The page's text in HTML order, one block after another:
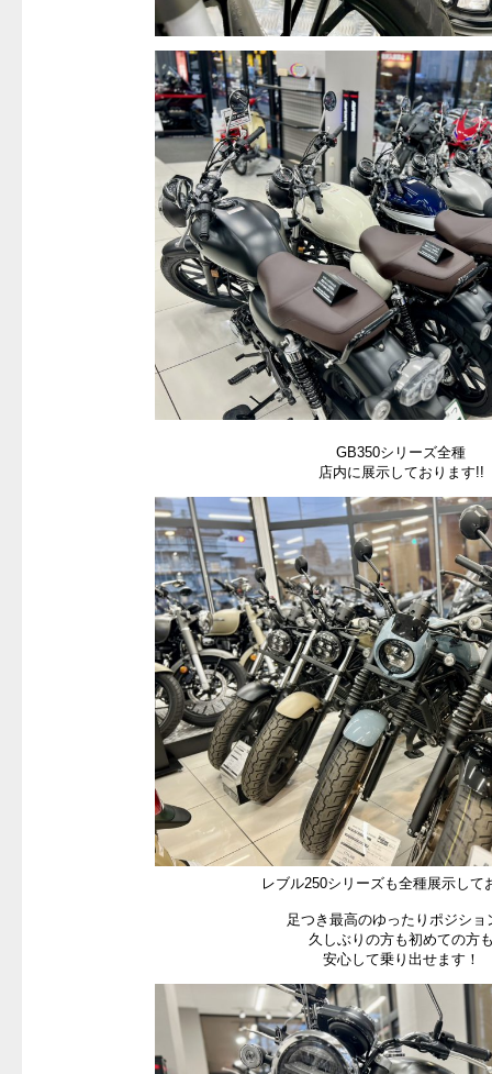
GB350シリーズ全種
店内に展示しております!!
レブル250シリーズも全種展示して
足つき最高のゆったりポジショ
久しぶりの方も初めての方
安心して乗り出せます！